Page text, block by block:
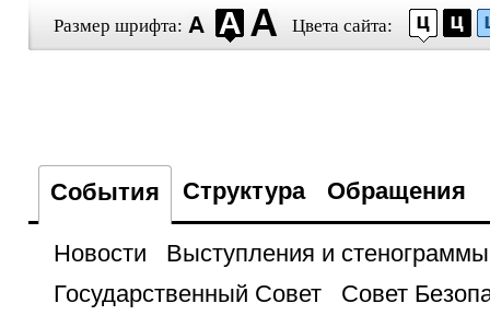
Размер шрифта: Цвета сайта:
События Структура Обращения
Новости
Выступления и стенограммы
Государственный Совет
Совет